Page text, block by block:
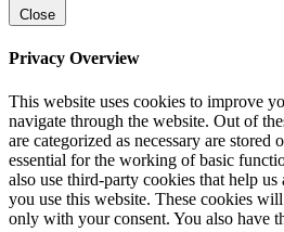
Close
Privacy Overview
This website uses cookies to improve
navigate through the website. Out of
are categorized as necessary are stored
essential for the working of basic
also use third-party cookies that help
you use this website. These cookies
only with your consent. You also have